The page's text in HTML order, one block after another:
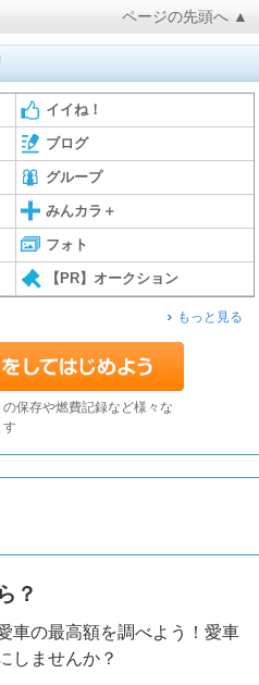
ページの先頭へ ▲
イイね！
ブログ
グループ
みんカラ＋
フォト
【PR】オークション
もっと見る
保存や燃費記録など様々な
？
車の最高額を調べよう！愛車
しませんか？